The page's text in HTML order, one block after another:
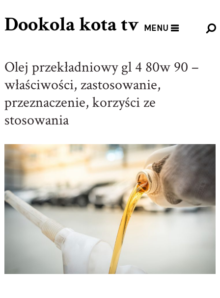
Dookola kota tv MENU
Olej przekładniowy gl 4 80w 90 –
właściwości, zastosowanie,
przeznaczenie, korzyści ze
stosowania